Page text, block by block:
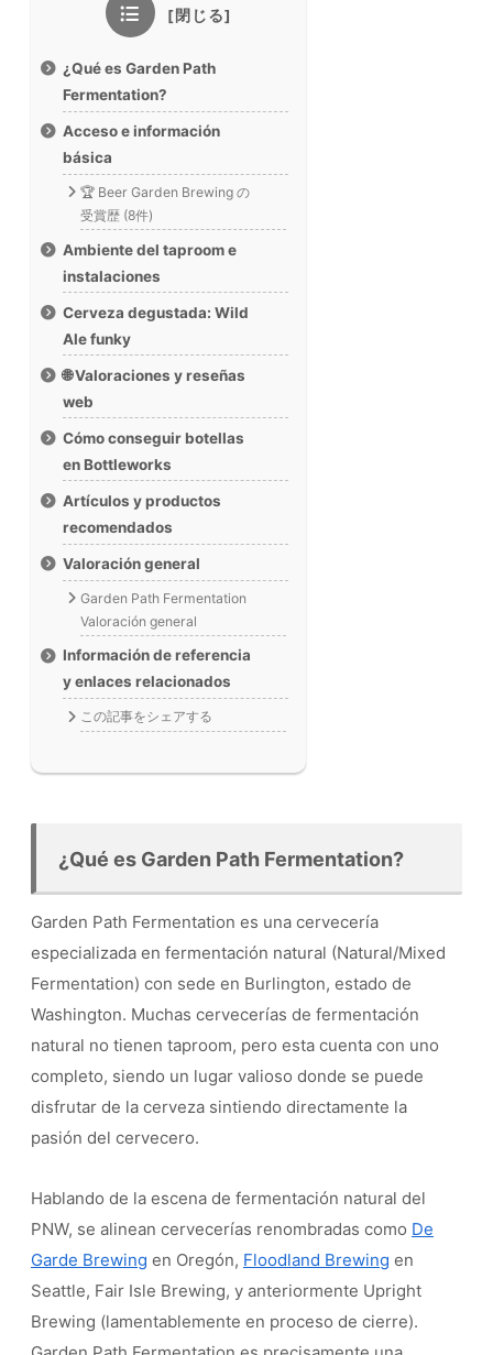
¿Qué es Garden Path
Fermentation?
Acceso e información
básica
🏆 Beer Garden Brewing の
受賞歴 (8件)
Ambiente del taproom e
instalaciones
Cerveza degustada: Wild
Ale funky
🌐 Valoraciones y reseñas
web
Cómo conseguir botellas
en Bottleworks
Artículos y productos
recomendados
Valoración general
Garden Path Fermentation
Valoración general
Información de referencia
y enlaces relacionados
この記事をシェアする
¿Qué es Garden Path Fermentation?
Garden Path Fermentation es una cervecería
especializada en fermentación natural (Natural/Mixed
Fermentation) con sede en Burlington, estado de
Washington. Muchas cervecerías de fermentación
natural no tienen taproom, pero esta cuenta con uno
completo, siendo un lugar valioso donde se puede
disfrutar de la cerveza sintiendo directamente la
pasión del cervecero.
Hablando de la escena de fermentación natural del
PNW, se alinean cervecerías renombradas como De
Garde Brewing en Oregón, Floodland Brewing en
Seattle, Fair Isle Brewing, y anteriormente Upright
Brewing (lamentablemente en proceso de cierre).